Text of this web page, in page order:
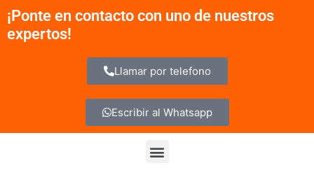
contenido
¡Ponte en contacto con uno de nuestros
expertos!
Llamar por telefono
Escribir al Whatsapp
Menu